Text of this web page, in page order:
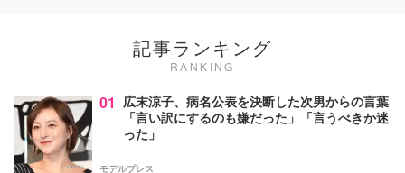
記事ランキング
RANKING
01 広末涼子、病名公表を決断した次男からの言葉
「言い訳にするのも嫌だった」「言うべきか迷
った」
モデルプレス